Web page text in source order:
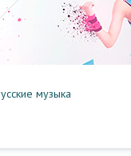
музыка